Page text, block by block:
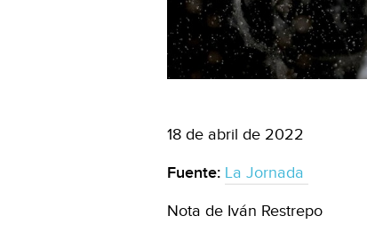
18 de abril de 2022
Fuente: La Jornada
Nota de Iván Restrepo